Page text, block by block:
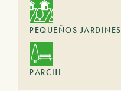
PEQUEÑOS JARDINES
PARCHI